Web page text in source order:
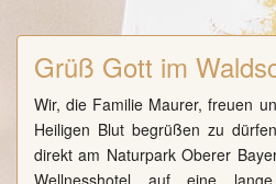
Grüß Gott im
Wir, die Familie Maurer, freuen
Heiligen Blut begrüßen zu
direkt am Naturpark Oberer
Wellnesshotel auf eine